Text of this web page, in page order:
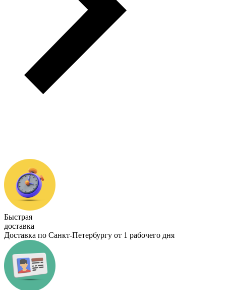
Быстрая
доставка
Доставка по Санкт-Петербургу от 1 рабочего дня